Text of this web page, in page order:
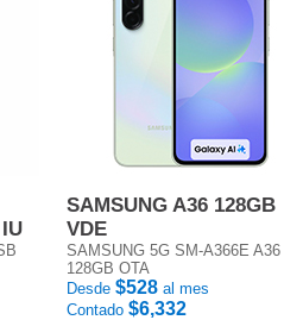
SAMSUNG A36 128GB
VDE
SAMSUNG 5G SM-A366E A36
128GB OTA
Desde $528 al mes
Contado $6,332